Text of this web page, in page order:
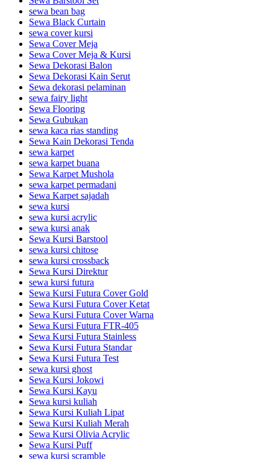
sewa bean bag
Sewa Black Curtain
sewa cover kursi
Sewa Cover Meja
Sewa Cover Meja & Kursi
Sewa Dekorasi Balon
Sewa Dekorasi Kain Serut
Sewa dekorasi pelaminan
sewa fairy light
Sewa Flooring
Sewa Gubukan
sewa kaca rias standing
Sewa Kain Dekorasi Tenda
sewa karpet
sewa karpet buana
Sewa Karpet Mushola
sewa karpet permadani
Sewa Karpet sajadah
sewa kursi
sewa kursi acrylic
sewa kursi anak
Sewa Kursi Barstool
sewa kursi chitose
sewa kursi crossback
Sewa Kursi Direktur
sewa kursi futura
Sewa Kursi Futura Cover Gold
Sewa Kursi Futura Cover Ketat
Sewa Kursi Futura Cover Warna
Sewa Kursi Futura FTR-405
Sewa Kursi Futura Stainless
Sewa Kursi Futura Standar
Sewa Kursi Futura Test
sewa kursi ghost
Sewa Kursi Jokowi
Sewa Kursi Kayu
Sewa kursi kuliah
Sewa Kursi Kuliah Lipat
Sewa Kursi Kuliah Merah
Sewa Kursi Olivia Acrylic
Sewa Kursi Puff
sewa kursi scramble